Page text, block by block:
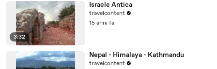
3:32
Israele Antica
travelcontent
15 anni fa
Nepal - Himalaya - Kathmandu
travelcontent